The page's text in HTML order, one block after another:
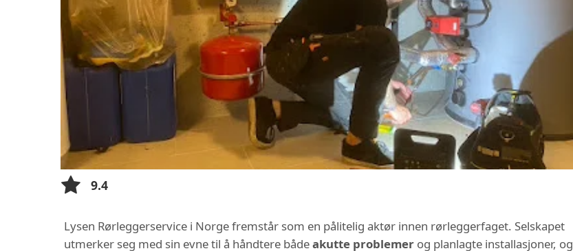
9.4
Lysen Rørleggerservice i Norge fremstår som en pålitelig aktør innen rørleggerfaget. Selskapet
utmerker seg med sin evne til å håndtere bådeakutte problemer og planlagte installasjoner, og